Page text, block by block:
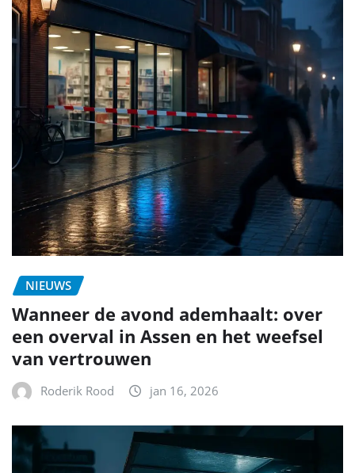
NIEUWS
Wanneer de avond ademhaalt: over
een overval in Assen en het weefsel
van vertrouwen
Roderik Rood jan 16, 2026